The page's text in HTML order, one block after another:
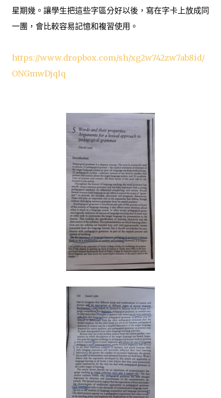
星期幾。讓學生把這些字區分好以後，寫在字卡上放成同
一團，會比較容易記憶和複習使用。
https://www.dropbox.com/sh/xg2w742zw7ab8id/
ONGmwDjqlq